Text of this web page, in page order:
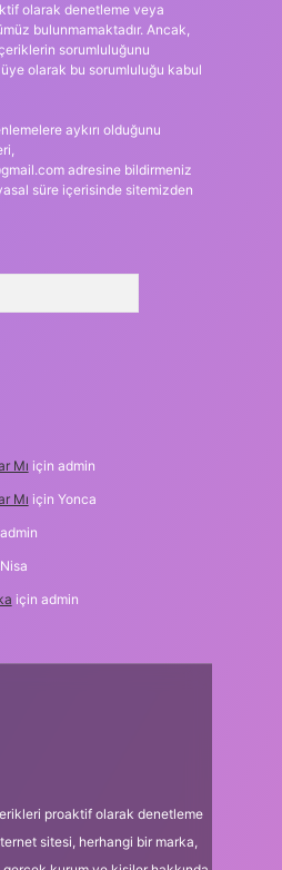
olarak denetleme veya
bulunmamaktadır. Ancak,
sorumluluğunu
olarak bu sorumluluğu kabul
aykırı olduğunu
adresine bildirmeniz
süre içerisinde sitemizden
Mı için admin
Mı için Yonca
admin
Nisa
için admin
proaktif olarak denetleme
sitesi, herhangi bir marka,